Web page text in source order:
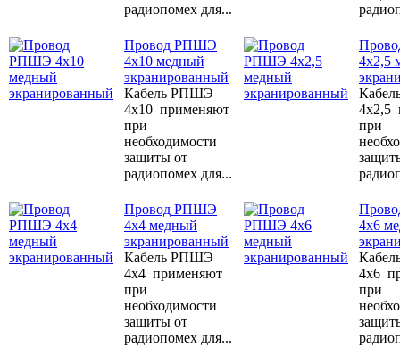
радиопомех для...
Провод РПШЭ
4x10 медный
экранированный
Кабель РПШЭ
4x10 применяют
при
необходимости
защиты от
радиопомех для...
4x2,5
4x2,5
при
Провод РПШЭ
4x4 медный
экранированный
Кабель РПШЭ
4x4 применяют
при
необходимости
защиты от
радиопомех для...
4x6
4x6
при